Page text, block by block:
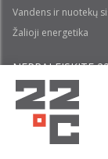
Vandens ir nuotekų
Žalioji energetika
NEPRALEISKITE